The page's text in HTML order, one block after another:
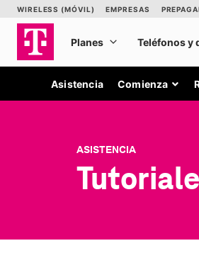
Asistencia Comienza
ASISTENCIA